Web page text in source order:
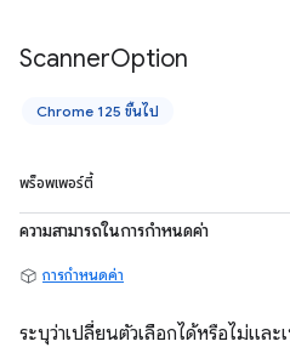
ScannerOption
Chrome 125 ขึ้นไป
พร็อพเพอร์ตี้
ความสามารถในการกำหนดค่า
การกำหนดค่า
ระบุว่าเปลี่ยนตัวเลือกได้หรือไม่และ